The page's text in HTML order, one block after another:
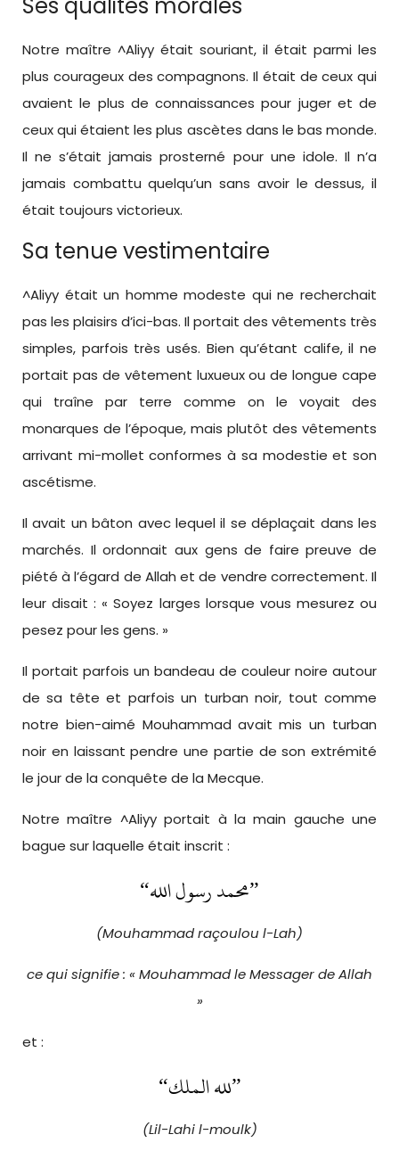
Notre maître ^Aliyy était souriant, il était parmi les
plus courageux des compagnons. Il était de ceux qui
avaient le plus de connaissances pour juger et de
ceux qui étaient les plus ascètes dans le bas monde.
Il ne s’était jamais prosterné pour une idole. Il n’a
jamais combattu quelqu’un sans avoir le dessus, il
était toujours victorieux.
Sa tenue vestimentaire
^Aliyy était un homme modeste qui ne recherchait
pas les plaisirs d’ici-bas. Il portait des vêtements très
simples, parfois très usés. Bien qu’étant calife, il ne
portait pas de vêtement luxueux ou de longue cape
qui traîne par terre comme on le voyait des
monarques de l’époque, mais plutôt des vêtements
arrivant mi-mollet conformes à sa modestie et son
ascétisme.
Il avait un bâton avec lequel il se déplaçait dans les
marchés. Il ordonnait aux gens de faire preuve de
piété à l’égard de Allah et de vendre correctement. Il
leur disait : « Soyez larges lorsque vous mesurez ou
pesez pour les gens. »
Il portait parfois un bandeau de couleur noire autour
de sa tête et parfois un turban noir, tout comme
notre bien-aimé Mouhammad avait mis un turban
noir en laissant pendre une partie de son extrémité
le jour de la conquête de la Mecque.
Notre maître ^Aliyy portait à la main gauche une
bague sur laquelle était inscrit :
“محمد رسول الله”
(Mouhammad raçoulou l-Lah)
ce qui signifie : « Mouhammad le Messager de Allah
»
et :
“لله الملك”
(Lil-Lahi l-moulk)